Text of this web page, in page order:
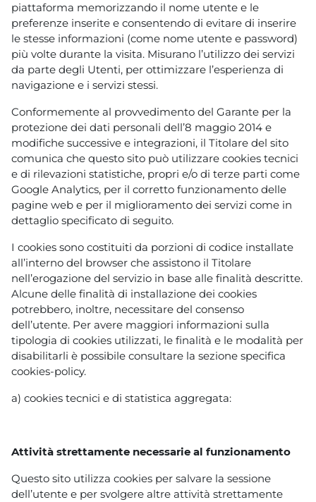
piattaforma memorizzando il nome utente e le
preferenze inserite e consentendo di evitare di inserire
le stesse informazioni (come nome utente e password)
più volte durante la visita. Misurano l’utilizzo dei servizi
da parte degli Utenti, per ottimizzare l’esperienza di
navigazione e i servizi stessi.
Conformemente al provvedimento del Garante per la
protezione dei dati personali dell’8 maggio 2014 e
modifiche successive e integrazioni, il Titolare del sito
comunica che questo sito può utilizzare cookies tecnici
e di rilevazioni statistiche, propri e/o di terze parti come
Google Analytics, per il corretto funzionamento delle
pagine web e per il miglioramento dei servizi come in
dettaglio specificato di seguito.
I cookies sono costituiti da porzioni di codice installate
all’interno del browser che assistono il Titolare
nell’erogazione del servizio in base alle finalità descritte.
Alcune delle finalità di installazione dei cookies
potrebbero, inoltre, necessitare del consenso
dell’utente. Per avere maggiori informazioni sulla
tipologia di cookies utilizzati, le finalità e le modalità per
disabilitarli è possibile consultare la sezione specifica
cookies-policy.
a) cookies tecnici e di statistica aggregata:
Attività strettamente necessarie al funzionamento
Questo sito utilizza cookies per salvare la sessione
dell’utente e per svolgere altre attività strettamente